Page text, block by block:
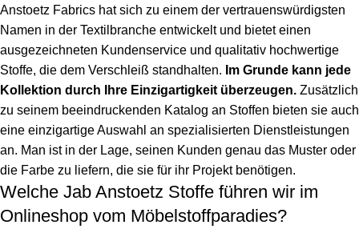
Anstoetz Fabrics hat sich zu einem der vertrauenswürdigsten
Namen in der Textilbranche entwickelt und bietet einen
ausgezeichneten Kundenservice und qualitativ hochwertige
Stoffe, die dem Verschleiß standhalten. Im Grunde kann jede
Kollektion durch Ihre Einzigartigkeit überzeugen. Zusätzlich
zu seinem beeindruckenden Katalog an Stoffen bieten sie auch
eine einzigartige Auswahl an spezialisierten Dienstleistungen
an. Man ist in der Lage, seinen Kunden genau das Muster oder
die Farbe zu liefern, die sie für ihr Projekt benötigen.
Welche Jab Anstoetz Stoffe führen wir im
Onlineshop vom Möbelstoffparadies?